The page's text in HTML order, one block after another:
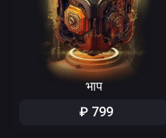
भाप
₽ 799